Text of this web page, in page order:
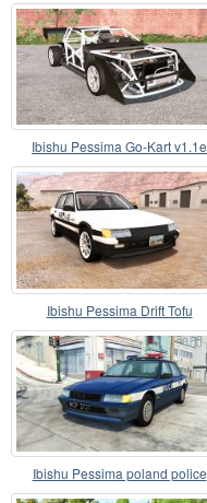
Ibishu Pessima Go-Kart v1.1e
Ibishu Pessima Drift Tofu
Ibishu Pessima poland police